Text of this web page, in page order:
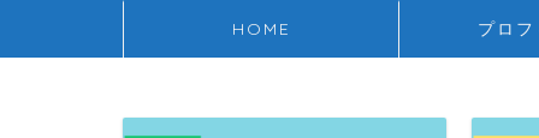
HOME プロ